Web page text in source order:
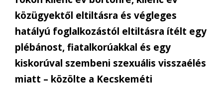
közügyektől eltiltásra és végleges
hatályú foglalkozástól eltiltásra ítélt egy
plébánost, fiatalkorúakkal és egy
kiskorúval szembeni szexuális visszaélés
miatt – közölte a Kecskeméti